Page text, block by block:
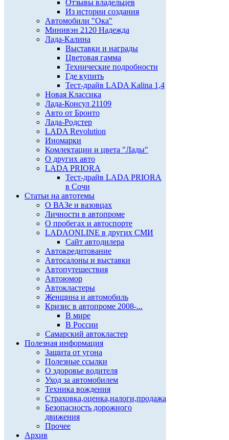
Отзывы владельцев
Из истории создания
Автомобили "Ока"
Минивэн 2120 Надежда
Лада-Калина
Выставки и награды
Цветовая гамма
Технические подробности
Где купить
Тест-драйв LADA Kalina 1,4
Новая Классика
Лада-Консул 21109
Авто от Бронто
Лада-Родстер
LADA Revolution
Иномарки
Комлектации и цвета "Лады"
О других авто
LADA PRIORA
Тест-драйв LADA PRIORA
в Сочи
Статьи на автотемы
О ВАЗе и вазовцах
Личности в автопроме
О пробегах и автоспорте
LADAONLINE в других СМИ
Сайт автодилера
Автокредитование
Автосалоны и выставки
Автопутешествия
Автоюмор
Автокластеры
Женщина и автомобиль
Кризис в автопроме 2008-...
В мире
В России
Самарский автокластер
Полезная информация
Защита от угона
Полезные ссылки
О здоровье водителя
Уход за автомобилем
Техника вождения
Страховка,оценка,налоги,продажа
Безопасность дорожного
движения
Прочее
Архив